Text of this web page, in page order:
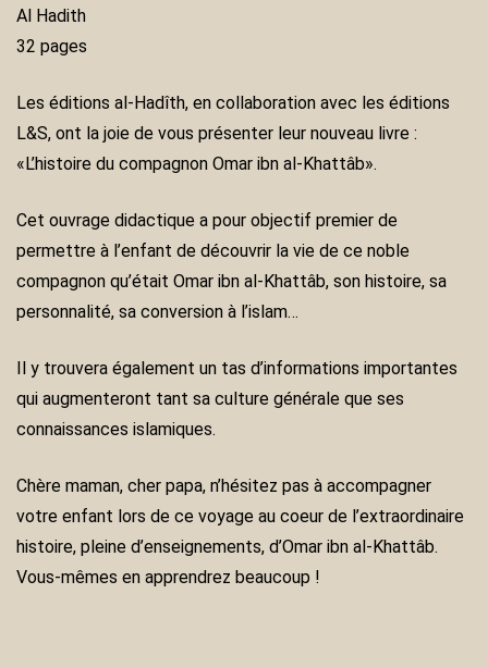
Al Hadith
32 pages
Les éditions al-Hadîth, en collaboration avec les éditions
L&S, ont la joie de vous présenter leur nouveau livre :
«L’histoire du compagnon Omar ibn al-Khattâb».
Cet ouvrage didactique a pour objectif premier de
permettre à l’enfant de découvrir la vie de ce noble
compagnon qu’était Omar ibn al-Khattâb, son histoire, sa
personnalité, sa conversion à l’islam…
Il y trouvera également un tas d’informations importantes
qui augmenteront tant sa culture générale que ses
connaissances islamiques.
Chère maman, cher papa, n’hésitez pas à accompagner
votre enfant lors de ce voyage au coeur de l’extraordinaire
histoire, pleine d’enseignements, d’Omar ibn al-Khattâb.
Vous-mêmes en apprendrez beaucoup !